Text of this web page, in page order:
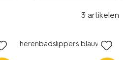
3 artikelen
herenbadslippers blauw